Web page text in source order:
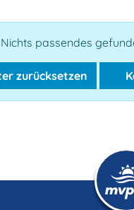
Nichts passendes
zurücksetzen